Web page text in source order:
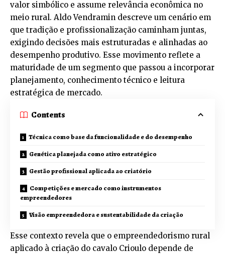
valor simbólico e assume relevância econômica no
meio rural. Aldo Vendramin descreve um cenário em
que tradição e profissionalização caminham juntas,
exigindo decisões mais estruturadas e alinhadas ao
desempenho produtivo. Esse movimento reflete a
maturidade de um segmento que passou a incorporar
planejamento, conhecimento técnico e leitura
estratégica de mercado.
Contents
Técnica como base da funcionalidade e do desempenho
Genética planejada como ativo estratégico
Gestão profissional aplicada ao criatório
Competições e mercado como instrumentos
empreendedores
Visão empreendedora e sustentabilidade da criação
Esse contexto revela que o empreendedorismo rural
aplicado à criação do cavalo Crioulo depende de